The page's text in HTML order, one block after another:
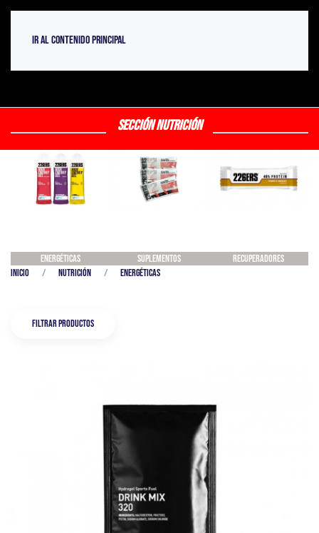
Ir al contenido principal
SECCIÓN NUTRICIÓN
ENERGÉTICAS SUPLEMENTOS
RECUPERADORES
Inicio
Nutrición Energéticas
Filtrar productos